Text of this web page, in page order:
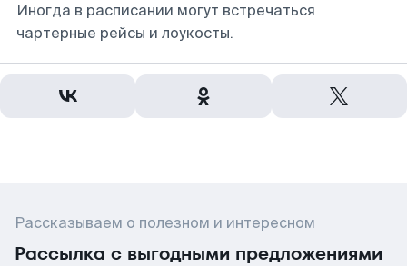
Иногда в расписании могут встречаться
чартерные рейсы и лоукосты.
Рассказываем о полезном и интересном
Рассылка с выгодными предложениями